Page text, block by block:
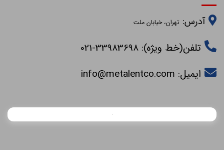
آدرس:تهران، خیابان ملت
تلفن(خط ویژه): 33983698-021
ایمیل:info@metalentco.com